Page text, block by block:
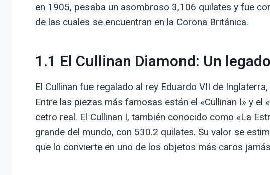
en 1905, pesaba un asombroso 3,106 quilates y fue
de las cuales se encuentran en la Corona Británica.
1.1 El Cullinan Diamond: Un
El Cullinan fue regalado al rey Eduardo VII de
Entre las piezas más famosas están el «Cullinan I» y el
cetro real. El Cullinan I, también conocido como «La
grande del mundo, con 530.2 quilates. Su valor se
que lo convierte en uno de los objetos más caros